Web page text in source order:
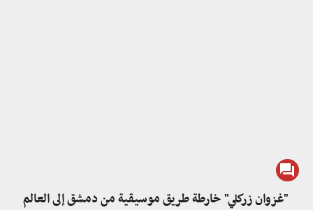
"غزوان زركلي" خارطة طريق موسيقية من دمشق إلى العالم